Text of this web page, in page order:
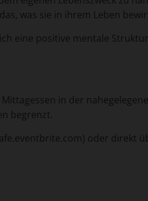
was sie in ihrem Leben
eine positive mentale
in der
begrenzt.
oder direkt